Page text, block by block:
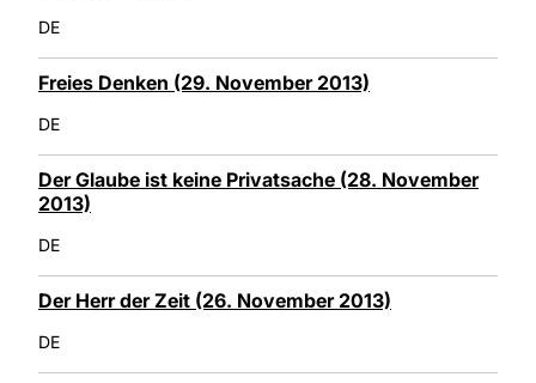
DE
Freies Denken (29. November 2013)
DE
Der Glaube ist keine Privatsache (28. November
2013)
DE
Der Herr der Zeit (26. November 2013)
DE